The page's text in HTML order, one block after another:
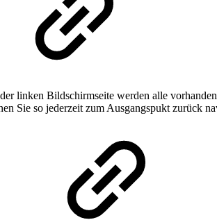
linken Bildschirmseite werden alle
Sie so jederzeit zum Ausgangspukt zurück